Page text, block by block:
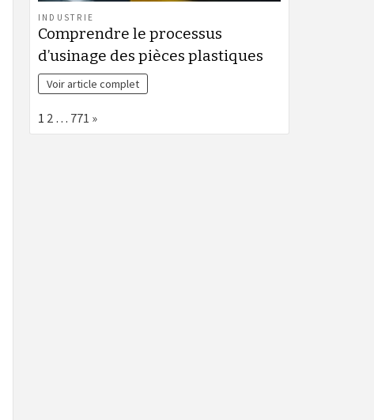
INDUSTRIE
Comprendre le processus
d’usinage des pièces plastiques
Voir article complet
Page:
1 2 … 771 Next
»